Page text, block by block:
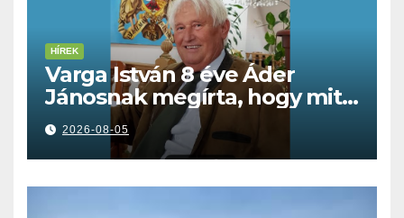
HÍREK
Varga István 8 éve Áder
Jánosnak megírta, hogy mit
kell tennünk a Dunával
2026-08-05